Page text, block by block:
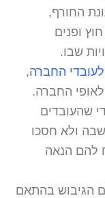
החורף,
ופנים
שבו.
לעובדי החברה,
לאופי החברה.
שהעובדים
ולא חסכו
להם הנאה
הגיבוש בהתאם